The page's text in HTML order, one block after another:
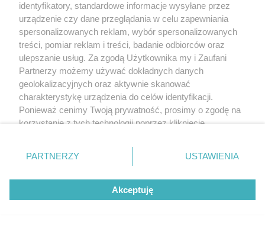
Żaden utwór zamieszczony w serwisie nie może być powielany i
identyfikatory, standardowe informacje wysyłane przez
urządzenie czy dane przeglądania w celu zapewniania
spersonalizowanych reklam, wybór spersonalizowanych
treści, pomiar reklam i treści, badanie odbiorców oraz
ulepszanie usług. Za zgodą Użytkownika my i Zaufani
Partnerzy możemy używać dokładnych danych
geolokalizacyjnych oraz aktywnie skanować
charakterystykę urządzenia do celów identyfikacji.
Ponieważ cenimy Twoją prywatność, prosimy o zgodę na
korzystanie z tych technologii poprzez kliknięcie
zmienić/wycofać klikając przycisk ustawień prywatności
znajdujący się w lewym dolnym rogu strony
rodzaje przetwarzania danych nie wymagają zgody
użytkownika, ale masz prawo sprzeciwić się takiemu
przetwarzaniu. Preferencje będą miały zastosowanie tylko
PARTNERZY USTAWIENIA
Akceptuję